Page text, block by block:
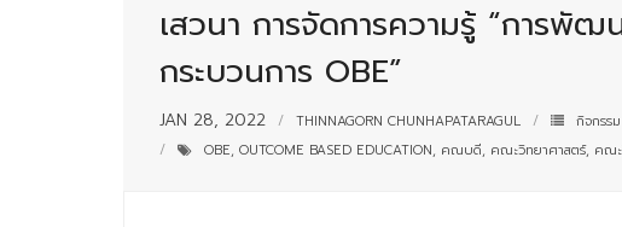
เสวนา การจัดการความรู้ “การพั
กระบวนการ OBE”
JAN 28, 2022 THINNAGORN CHUNHAPATARAGUL
กิจกรรม
OBE, OUTCOME BASED EDUCATION, คณบดี, คณะวิทยาศาสตร์, คณะ